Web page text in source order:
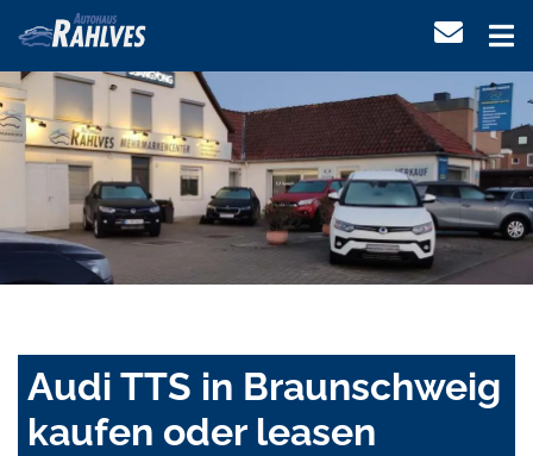
Audi TTS in Braunschweig
kaufen oder leasen